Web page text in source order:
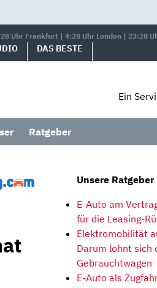
Uhr Frankfurt | 4:28 Uhr London | 23:28
DAS BESTE
Ein
Ratgeber
Unsere Ratgeber
E-Auto am
für die Leasing-
Elektromobilität
Darum lohnt sich
Gebrauchtwagen
E-Auto als